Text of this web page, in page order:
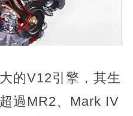
的V12引擎，其生
過MR2、Mark IV